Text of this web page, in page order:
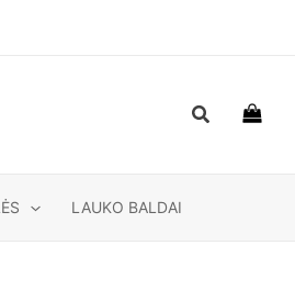
Paieška
LAUKO BALDAI